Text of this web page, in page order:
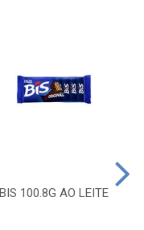
BIS 100.8G AO LEITE